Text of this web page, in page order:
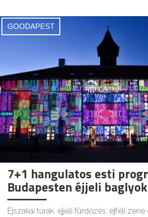
GOODAPEST
7+1 hangulatos esti
Budapesten éjjeli
Éjszakai túrák, éjjeli fürdőzés, éjféli zene